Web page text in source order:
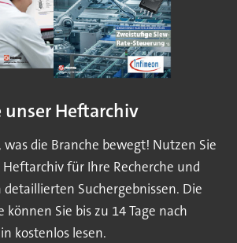
unser Heftarchiv
was die Branche bewegt! Nutzen Sie
für Ihre Recherche und
Suchergebnissen. Die
können Sie bis zu 14 Tage nach
kostenlos lesen.